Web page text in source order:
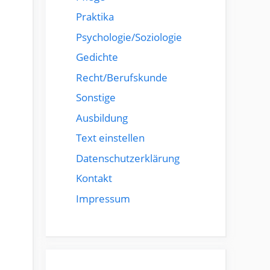
Praktika
Psychologie/Soziologie
Gedichte
Recht/Berufskunde
Sonstige
Ausbildung
Text einstellen
Datenschutzerklärung
Kontakt
Impressum